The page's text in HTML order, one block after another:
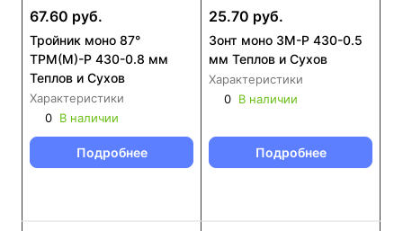
67.60 руб.
Тройник моно 87°
ТРМ(М)-Р 430-0.8 мм
Теплов и Сухов
Характеристики
0 В наличии
Подробнее
25.70 руб.
Зонт моно ЗМ-Р 430-0.5
мм Теплов и Сухов
Характеристики
0 В наличии
Подробнее